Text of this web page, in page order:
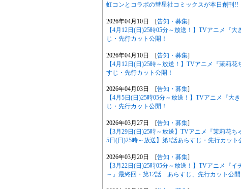
虹コンとコラボの彗星社コミックスが本日創刊!!
2026年04月10日 [告知・募集]
【4月12日(日)25時05分～放送！】TVアニメ『
じ・先行カット公開！
2026年04月10日 [告知・募集]
【4月12日(日)25時～放送！】TVアニメ『茉莉
すじ・先行カット公開！
2026年04月03日 [告知・募集]
【4月5日(日)25時05分～放送！】TVアニメ『
じ・先行カット公開！
2026年03月27日 [告知・募集]
【3月29日(日)25時～放送】TVアニメ『茉莉花
5日(日)25時～放送】第1話あらすじ・先行カット
2026年03月20日 [告知・募集]
【3月22日(日)25時05分～放送！】TVアニメ『
～』最終回・第12話 あらすじ、先行カット公開